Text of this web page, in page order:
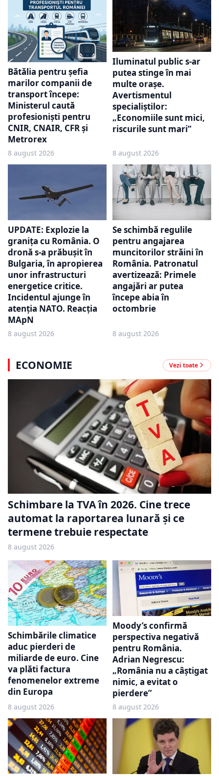
Bătălia pentru șefia
marilor companii de
transport începe:
Ministerul caută
profesioniști pentru
CNIR, CNAIR, CFR și
Metrorex
8 august 2026
Iluminatul public s-ar
putea stinge în mai
multe orașe.
Avertismentul
specialiștilor:
„Economiile sunt mici,
riscurile sunt mari”
8 august 2026
UPDATE: Explozie la
granița cu România. O
dronă s-a prăbușit în
Bulgaria, în apropierea
unor infrastructuri
energetice critice.
Incidentul ajunge în
atenția NATO. Reacția
MApN
8 august 2026
Se schimbă regulile
pentru angajarea
muncitorilor străini în
România. Patronatul
avertizează: Primele
angajări ar putea
începe abia în
octombrie
8 august 2026
ECONOMIE Vezi toate
Schimbare la TVA în 2026. Cine trece
automat la raportarea lunară și ce
termene trebuie respectate
8 august 2026
Schimbările climatice
aduc pierderi de
miliarde de euro. Cine
va plăti factura
fenomenelor extreme
din Europa
8 august 2026
Moody’s confirmă
perspectiva negativă
pentru România.
Adrian Negrescu:
„România nu a câștigat
nimic, a evitat o
pierdere”
8 august 2026